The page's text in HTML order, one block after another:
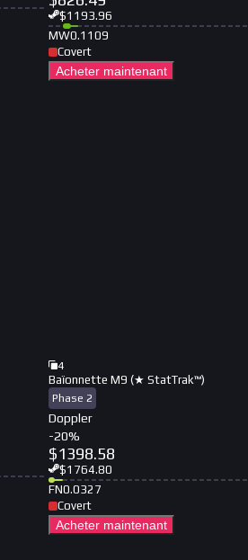
$1193.96
MW0.1109
Covert
Acheter maintenant
4
Baïonnette M9 (★ StatTrak™)
Phase 2
Doppler
-20%
$1398.58
$1764.80
FN0.0327
Covert
Acheter maintenant